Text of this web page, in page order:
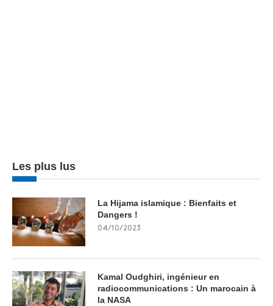
Les plus lus
La Hijama islamique : Bienfaits et
Dangers !
04/10/2023
Kamal Oudghiri, ingénieur en
radiocommunications : Un marocain à
la NASA